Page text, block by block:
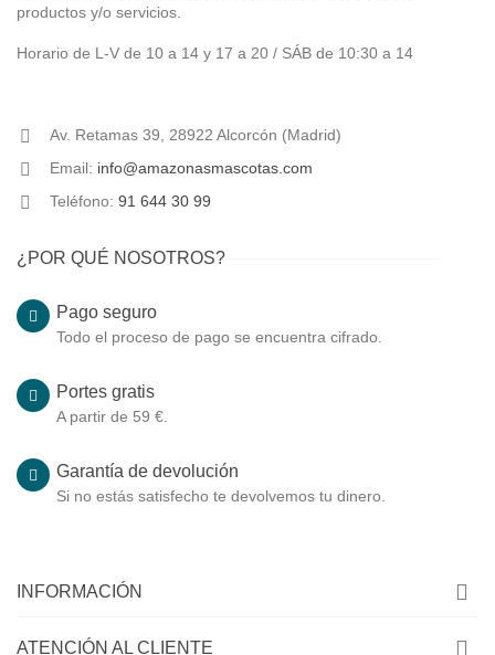
productos y/o servicios.
Horario de L-V de 10 a 14 y 17 a 20 / SÁB de 10:30 a 14
Av. Retamas 39, 28922 Alcorcón (Madrid)
Email: info@amazonasmascotas.com
Teléfono: 91 644 30 99
¿POR QUÉ NOSOTROS?
Pago seguro
Todo el proceso de pago se encuentra cifrado.
Portes gratis
A partir de 59 €.
Garantía de devolución
Si no estás satisfecho te devolvemos tu dinero.
INFORMACIÓN
ATENCIÓN AL CLIENTE